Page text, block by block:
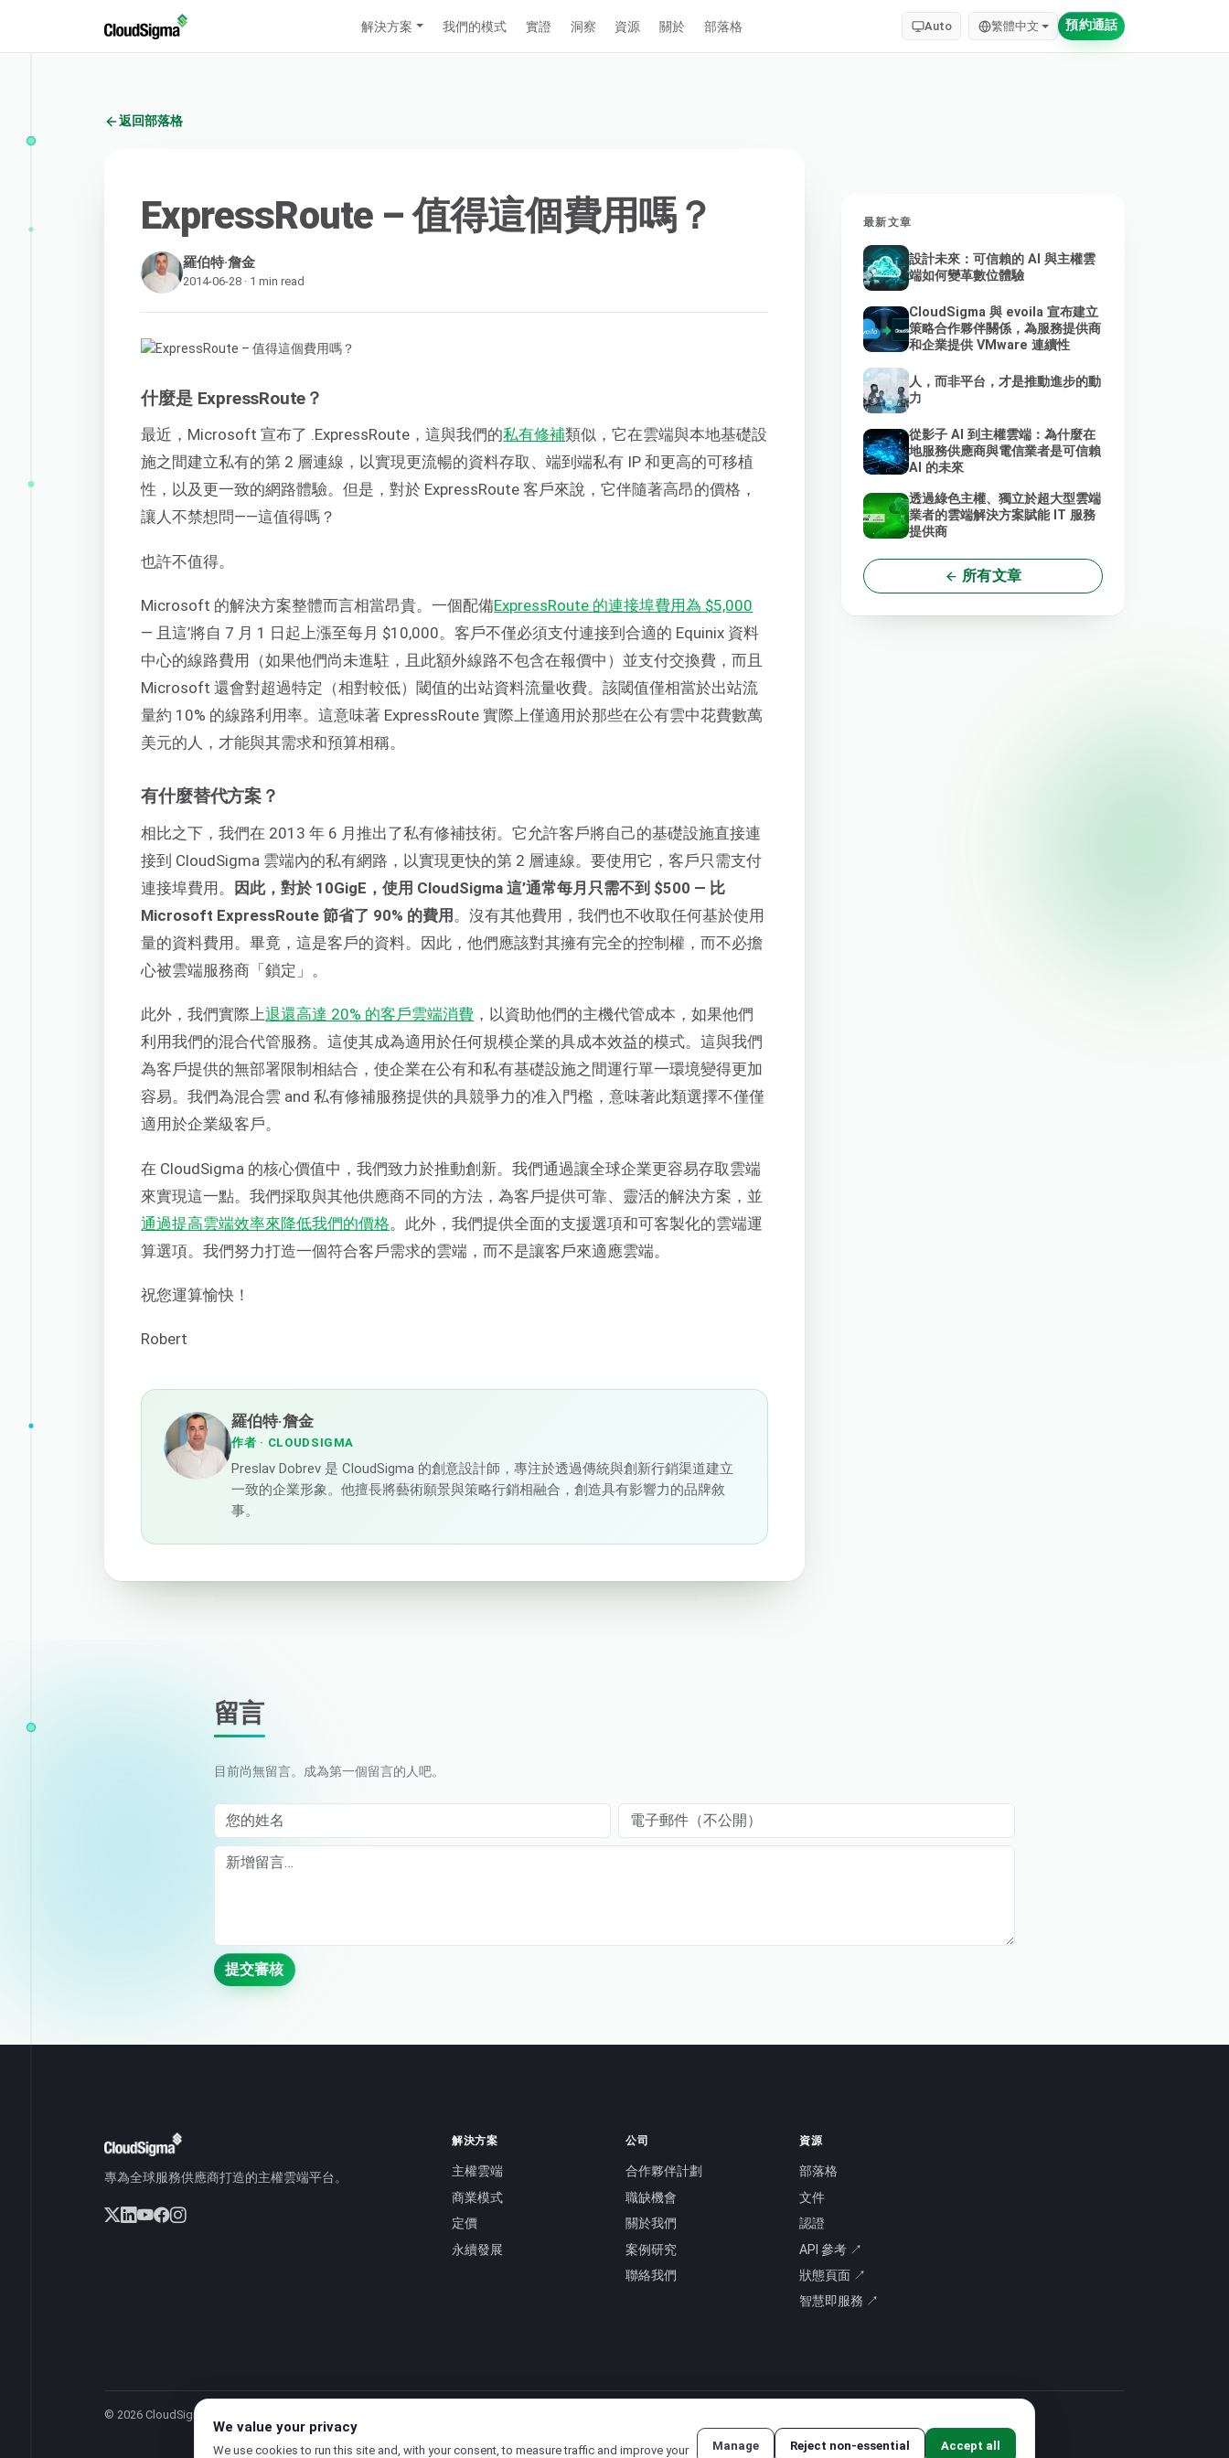
解決方案 我們的模式 實證 洞察 資源 關於 部落格 Auto 繁體中文 預約通話
返回部落格
ExpressRoute – 值得這個費用嗎？
羅伯特·詹金
2014-06-28 · 1 min read
什麼是 ExpressRoute？
最近，Microsoft 宣布了 .ExpressRoute，這與我們的私有修補類似，它在雲端與本地基礎設
施之間建立私有的第 2 層連線，以實現更流暢的資料存取、端到端私有 IP 和更高的可移植
性，以及更一致的網路體驗。但是，對於 ExpressRoute 客戶來說，它伴隨著高昂的價格，
讓人不禁想問——這值得嗎？
也許不值得。
Microsoft 的解決方案整體而言相當昂貴。一個配備ExpressRoute 的連接埠費用為 $5,000
— 且這’將自 7 月 1 日起上漲至每月 $10,000。客戶不僅必須支付連接到合適的 Equinix 資料
中心的線路費用（如果他們尚未進駐，且此額外線路不包含在報價中）並支付交換費，而且
Microsoft 還會對超過特定（相對較低）閾值的出站資料流量收費。該閾值僅相當於出站流
量約 10% 的線路利用率。這意味著 ExpressRoute 實際上僅適用於那些在公有雲中花費數萬
美元的人，才能與其需求和預算相稱。
有什麼替代方案？
相比之下，我們在 2013 年 6 月推出了私有修補技術。它允許客戶將自己的基礎設施直接連
接到 CloudSigma 雲端內的私有網路，以實現更快的第 2 層連線。要使用它，客戶只需支付
連接埠費用。 因此，對於 10GigE，使用 CloudSigma 這’通常每月只需不到 $500 — 比
Microsoft ExpressRoute 節省了 90% 的費用 。沒有其他費用，我們也不收取任何基於使用
量的資料費用。畢竟，這是客戶的資料。因此，他們應該對其擁有完全的控制權，而不必擔
心被雲端服務商「鎖定」。
此外，我們實際上退還高達 20% 的客戶雲端消費 ，以資助他們的主機代管成本，如果他們
利用我們的混合代管服務。這使其成為適用於任何規模企業的具成本效益的模式。這與我們
為客戶提供的無部署限制相結合，使企業在公有和私有基礎設施之間運行單一環境變得更加
容易。我們為混合雲 and 私有修補服務提供的具競爭力的准入門檻，意味著此類選擇不僅僅
適用於企業級客戶。
在 CloudSigma 的核心價值中，我們致力於推動創新。我們通過讓全球企業更容易存取雲端
來實現這一點。我們採取與其他供應商不同的方法，為客戶提供可靠、靈活的解決方案，並
通過提高雲端效率來降低我們的價格。此外，我們提供全面的支援選項和可客製化的雲端運
算選項。我們努力打造一個符合客戶需求的雲端，而不是讓客戶來適應雲端。
祝您運算愉快！
Robert
羅伯特·詹金
作者 · CLOUDSIGMA
Preslav Dobrev 是 CloudSigma 的創意設計師，專注於透過傳統與創新行銷渠道建立
一致的企業形象。他擅長將藝術願景與策略行銷相融合，創造具有影響力的品牌敘
事。
最新文章
設計未來：可信賴的 AI 與主權雲
端如何變革數位體驗
CloudSigma 與 evoila 宣布建立
策略合作夥伴關係，為服務提供商
和企業提供 VMware 連續性
人，而非平台，才是推動進步的動
力
從影子 AI 到主權雲端：為什麼在
地服務供應商與電信業者是可信賴
AI 的未來
透過綠色主權、獨立於超大型雲端
業者的雲端解決方案賦能 IT 服務
提供商
所有文章
留言
目前尚無留言。成為第一個留言的人吧。
您的姓名 電子郵件（不公開）
Comment
提交審核
專為全球服務供應商打造的主權雲端平台。
解決方案
主權雲端
商業模式
定價
永續發展
公司
合作夥伴計劃
職缺機會
關於我們
案例研究
聯絡我們
資源
部落格
文件
認證
API 參考 ↗
狀態頁面 ↗
智慧即服務 ↗
© 2026 CloudSigma Holding AG.
We value your privacy
We use cookies to run this site and, with your consent, to measure traffic and improve your Manage Reject non-essential Accept all